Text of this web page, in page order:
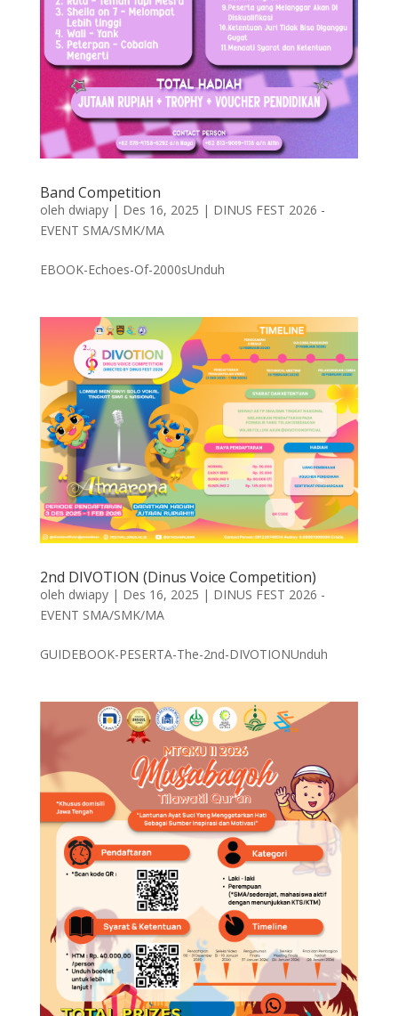
Band Competition
oleh dwiapy| Des 16, 2025 | DINUS FEST 2026 -
EVENT SMA/SMK/MA
EBOOK-Echoes-Of-2000sUnduh
2nd DIVOTION (Dinus Voice Competition)
oleh dwiapy| Des 16, 2025 | DINUS FEST 2026 -
EVENT SMA/SMK/MA
GUIDEBOOK-PESERTA-The-2nd-DIVOTIONUnduh